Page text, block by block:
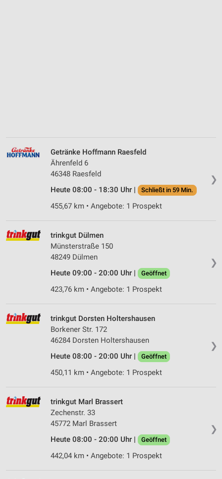
❯
Getränke Hoffmann Raesfeld
Ährenfeld 6
46348 Raesfeld
Heute 08:00 - 18:30 Uhr |
Schließt in 59 Min.
455,67 km • Angebote: 1 Prospekt
❯
trinkgut Dülmen
Münsterstraße 150
48249 Dülmen
Heute 09:00 - 20:00 Uhr |
Geöffnet
423,76 km • Angebote: 1 Prospekt
❯
trinkgut Dorsten Holtershausen
Borkener Str. 172
46284 Dorsten Holtershausen
Heute 08:00 - 20:00 Uhr |
Geöffnet
450,11 km • Angebote: 1 Prospekt
❯
trinkgut Marl Brassert
Zechenstr. 33
45772 Marl Brassert
Heute 08:00 - 20:00 Uhr |
Geöffnet
442,04 km • Angebote: 1 Prospekt